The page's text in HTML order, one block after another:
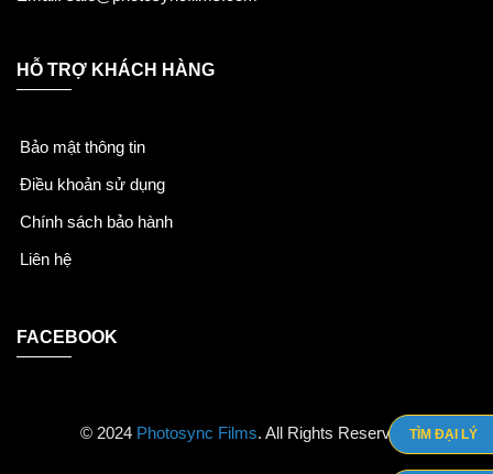
HỖ TRỢ KHÁCH HÀNG
Bảo mật thông tin
Điều khoản sử dụng
Chính sách bảo hành
Liên hệ
FACEBOOK
© 2024 Photosync Films. All Rights Reserved.TÌM ĐẠI LÝ